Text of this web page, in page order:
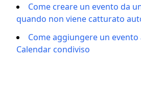
Come creare un evento da
quando non viene catturato
Come aggiungere un evento
Calendar condiviso